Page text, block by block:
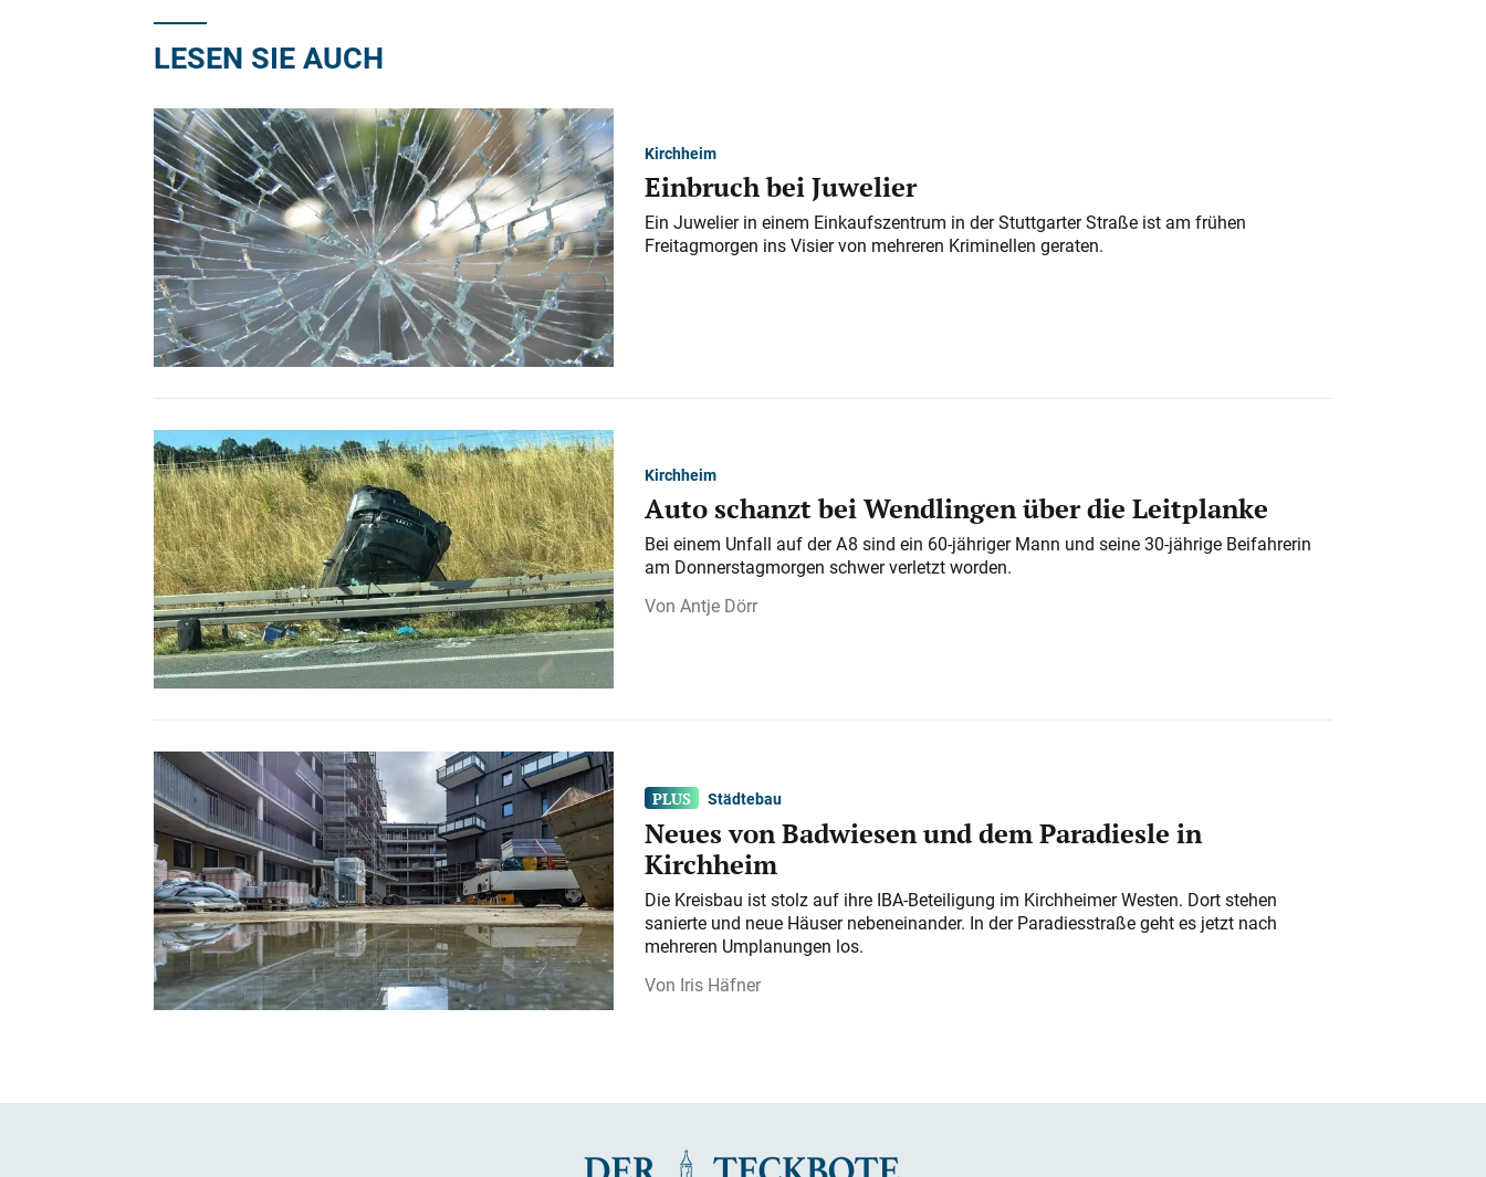
LESEN SIE AUCH
Kirchheim
Einbruch bei Juwelier
Ein Juwelier in einem Einkaufszentrum in der Stuttgarter Straße ist am frühen
Freitagmorgen ins Visier von mehreren Kriminellen geraten.
Kirchheim
Auto schanzt bei Wendlingen über die Leitplanke
Bei einem Unfall auf der A 8 sind ein 60-jähriger Mann und seine 30-jährige Beifahrerin
am Donnerstagmorgen schwer verletzt worden.
Antje Dörr
Städtebau
Neues von Badwiesen und dem Paradiesle in
Kirchheim
Die Kreisbau ist stolz auf ihre IBA-Beteiligung im Kirchheimer Westen. Dort stehen
sanierte und neue Häuser nebeneinander. In der Paradiesstraße geht es jetzt nach
mehreren Umplanungen los.
Iris Häfner